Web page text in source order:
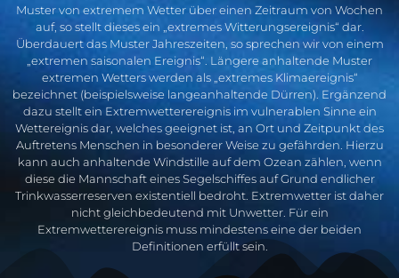
Muster von extremem Wetter über einen Zeitraum von Wochen
auf, so stellt dieses ein „extremes Witterungsereignis“ dar.
Überdauert das Muster Jahreszeiten, so sprechen wir von einem
„extremen saisonalen Ereignis“. Längere anhaltende Muster
extremen Wetters werden als „extremes Klimaereignis“
bezeichnet (beispielsweise langeanhaltende Dürren). Ergänzend
dazu stellt ein Extremwetterereignis im vulnerablen Sinne ein
Wettereignis dar, welches geeignet ist, an Ort und Zeitpunkt des
Auftretens Menschen in besonderer Weise zu gefährden. Hierzu
kann auch anhaltende Windstille auf dem Ozean zählen, wenn
diese die Mannschaft eines Segelschiffes auf Grund endlicher
Trinkwasserreserven existentiell bedroht. Extremwetter ist daher
nicht gleichbedeutend mit Unwetter. Für ein
Extremwetterereignis muss mindestens eine der beiden
Definitionen erfüllt sein.